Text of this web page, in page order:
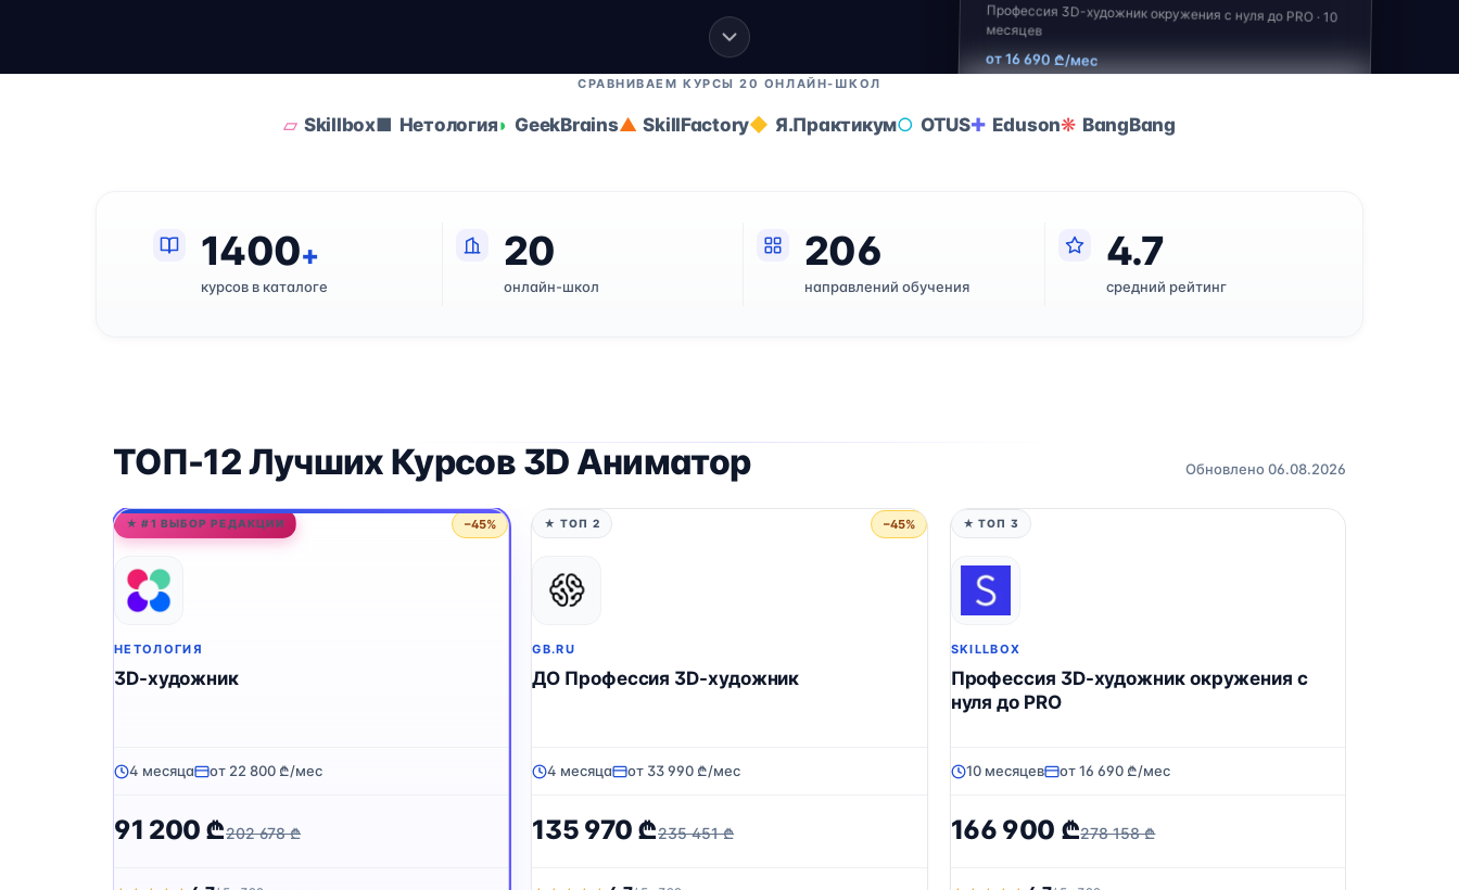
Профессия 3D-художник окружения с нуля до PRO · 10
месяцев
от 16 690 ₾/мес
СРАВНИВАЕМ КУРСЫ 20 ОНЛАЙН-ШКОЛ
Skillbox Нетология GeekBrains SkillFactory Я.Практикум OTUS Eduson BangBang
1400+
курсов в каталоге
20
онлайн-школ
206
направлений обучения
4.7
средний рейтинг
ТОП-12 Лучших Курсов 3D Аниматор Обновлено 06.08.2026
★ #1 ВЫБОР РЕДАКЦИИ −45%
НЕТОЛОГИЯ
3D-художник
4 месяца от 22 800 ₾/мес
91 200 ₾202 678 ₾
★ ТОП 2 −45%
GB.RU
ДО Профессия 3D-художник
4 месяца от 33 990 ₾/мес
135 970 ₾235 451 ₾
★ ТОП 3
SKILLBOX
Профессия 3D-художник окружения с
нуля до PRO
10 месяцев от 16 690 ₾/мес
166 900 ₾278 158 ₾